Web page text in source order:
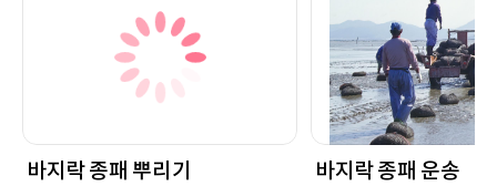
바지락 종패 뿌리기 바지락 종패 운송